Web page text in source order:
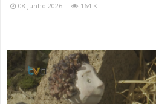
08 Junho 2026 164 K